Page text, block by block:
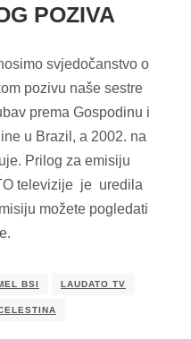
POZIVA
svjedočanstvo o
pozivu naše sestre
prema Gospodinu i
u Brazil, a 2002. na
Prilog za emisiju
televizije je uredila
možete pogledati
BSI LAUDATO TV